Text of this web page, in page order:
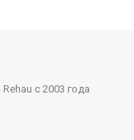
с 2003 года